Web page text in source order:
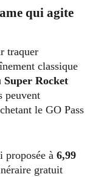
qui agite
traquer
classique
Super Rocket
peuvent
le GO Pass
proposée à 6,99
gratuit